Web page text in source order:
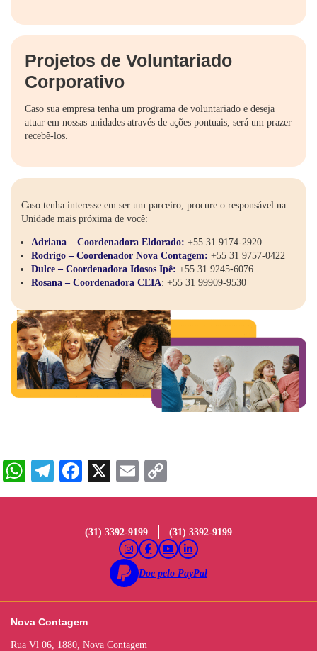
Projetos de Voluntariado
Corporativo
Caso sua empresa tenha um programa de voluntariado e deseja
atuar em nossas unidades através de ações pontuais, será um prazer
recebê-los.
Caso tenha interesse em ser um parceiro, procure o responsável na
Unidade mais próxima de você:
Adriana – Coordenadora Eldorado:+55 31 9174-2920
Rodrigo – Coordenador Nova Contagem: +55 31 9757-0422
Dulce – Coordenadora Idosos Ipê: +55 31 9245-6076
Rosana – Coordenadora CEIA:+55 31 99909-9530
W
ha
Te
le
Fa
ce
ok
X
E
m op
Li
nk
(31) 3392-9199 (31) 3392-9199
Doe pelo PayPal
Nova Contagem
Rua Vl 06, 1880, Nova Contagem